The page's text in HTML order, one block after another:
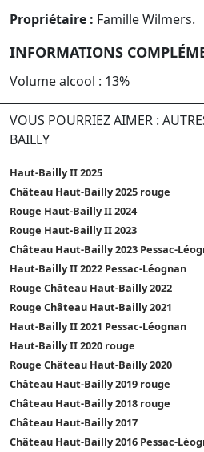
Propriétaire : Famille Wilmers.
INFORMATIONS
Volume alcool : 13%
VOUS POURRIEZ AIMER :
BAILLY
Haut-Bailly II 2025
Château Haut-Bailly 2025 rouge
Rouge Haut-Bailly II 2024
Rouge Haut-Bailly II 2023
Château Haut-Bailly 2023 Pessac-
Haut-Bailly II 2022 Pessac-Léognan
Rouge Château Haut-Bailly 2022
Rouge Château Haut-Bailly 2021
Haut-Bailly II 2021 Pessac-Léognan
Haut-Bailly II 2020 rouge
Rouge Château Haut-Bailly 2020
Château Haut-Bailly 2019 rouge
Château Haut-Bailly 2018 rouge
Château Haut-Bailly 2017
Château Haut-Bailly 2016 Pessac-